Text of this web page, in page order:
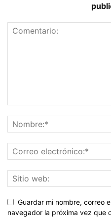
Guardar mi nombre, correo
navegador la próxima vez que